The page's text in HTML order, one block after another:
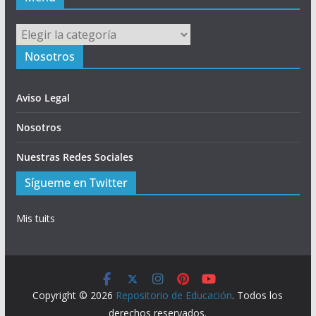
Menú
Nosotros
Aviso Legal
Nosotros
Nuestras Redes Sociales
Sígueme en Twitter
Mis tuits
Copyright © 2026 Repositorio de Educación. Todos los
derechos reservados.